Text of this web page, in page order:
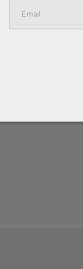
σε κόκκινη ώχρα,